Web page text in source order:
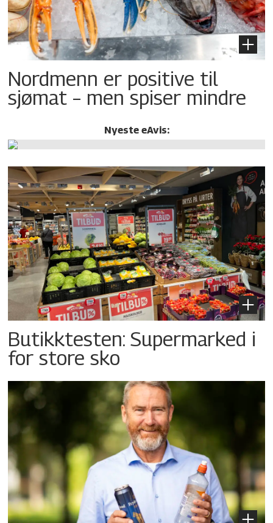
Nordmenn er positive til
sjømat – men spiser mindre
Nyeste eAvis:
Butikktesten: Supermarked i
for store sko